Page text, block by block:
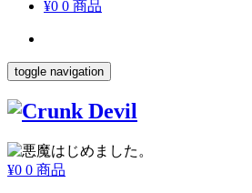
¥0 0 商品
toggle navigation
¥0 0 商品